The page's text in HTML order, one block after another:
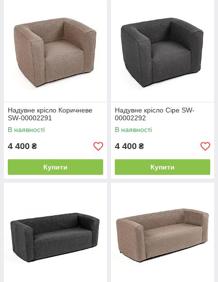
Надувне крісло Коричневе
SW-00002291
В наявності
4 400 ₴
Купити
Надувне крісло Сіре SW-
00002292
В наявності
4 400 ₴
Купити